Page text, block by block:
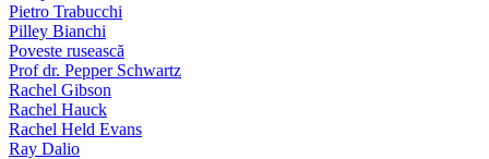
Pietro Trabucchi
Pilley Bianchi
Poveste rusească
Prof dr. Pepper Schwartz
Rachel Gibson
Rachel Hauck
Rachel Held Evans
Ray Dalio